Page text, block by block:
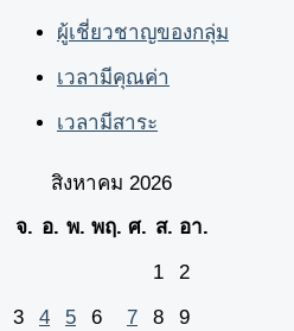
ผู้เชี่ยวชาญของกลุ่ม
เวลามีคุณค่า
เวลามีสาระ
สิงหาคม 2026
จ. อ. พ. พฤ. ศ. ส. อา.
1
2
3
4 5 6 7 8
9